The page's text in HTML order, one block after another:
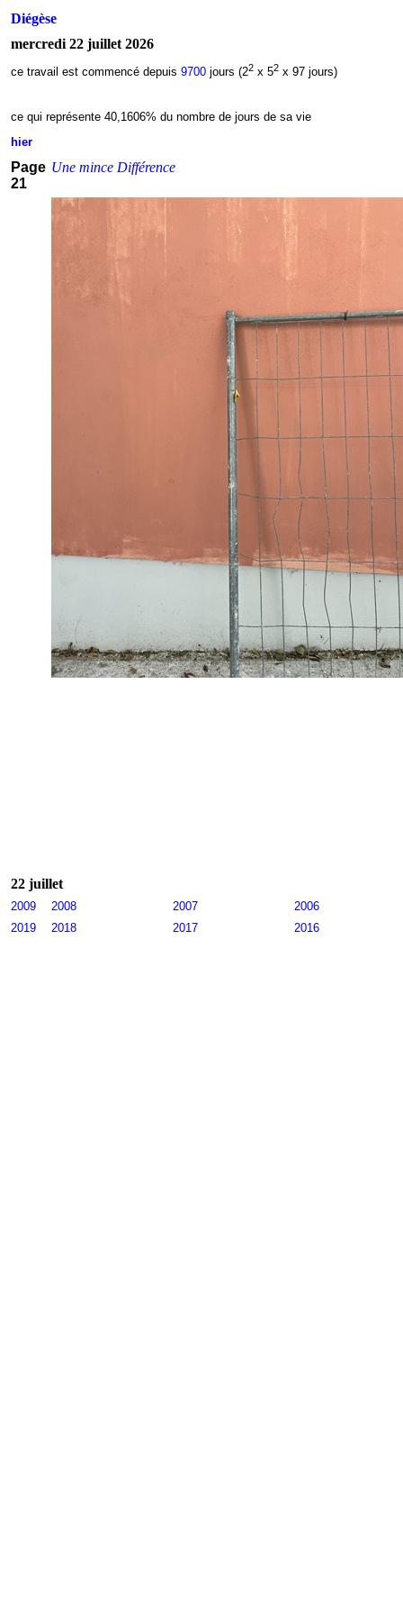
Diégèse
mercredi 22 juillet 2026
ce travail est commencé depuis 9700 jours (22 x 52 x 97 jours)
ce qui représente 40,1606% du nombre de jours de sa vie
hier
Page
21
Une mince Différence
22 juillet
2009 2008 2007
2006
2019
2018 2017 2016